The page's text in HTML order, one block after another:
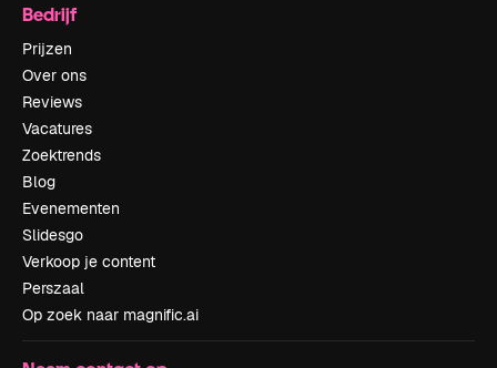
Bedrijf
Prijzen
Over ons
Reviews
Vacatures
Zoektrends
Blog
Evenementen
Slidesgo
Verkoop je content
Perszaal
Op zoek naar magnific.ai